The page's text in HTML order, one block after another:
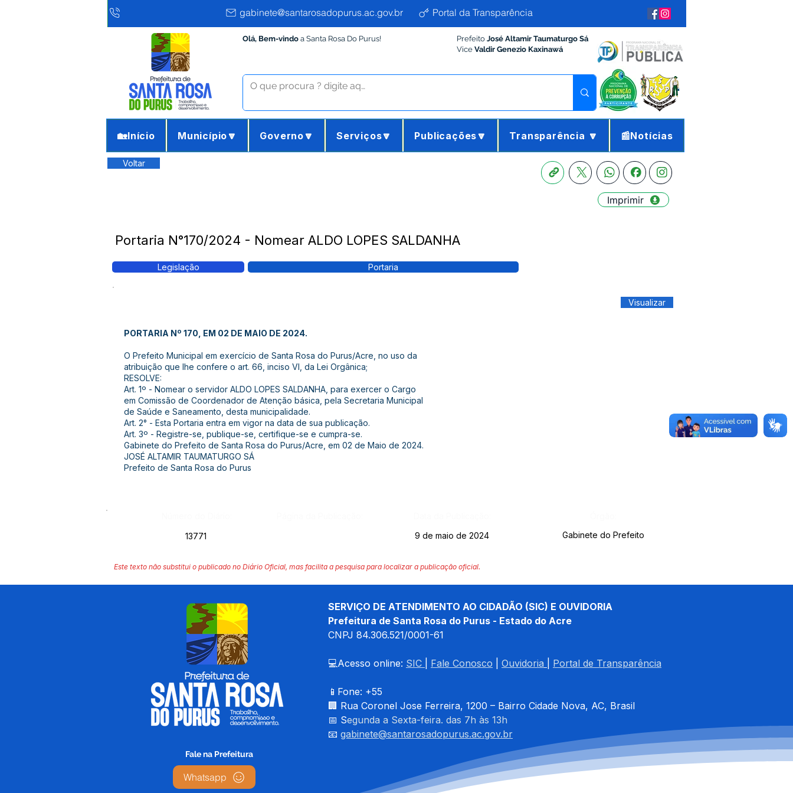
gabinete@santarosadopurus.ac.gov.br Portal da Transparência
Olá, Bem-vindo a Santa Rosa Do Purus! Prefeito José Altamir Taumaturgo Sá
Vice Valdir Genezio Kaxinawá
🏡Início Município🔽 Governo🔽 Serviços🔽 Publicações🔽 Transparência 🔽 📰Notícias
Voltar
Imprimir
Portaria N°170/2024 - Nomear ALDO LOPES SALDANHA
Legislação Portaria
Visualizar
PORTARIA Nº 170, EM 02 DE MAIO DE 2024.
O Prefeito Municipal em exercício de Santa Rosa do Purus/Acre, no uso da
atribuição que lhe confere o art. 66, inciso VI, da Lei Orgânica;
RESOLVE:
Art. 1º - Nomear o servidor ALDO LOPES SALDANHA, para exercer o Cargo
em Comissão de Coordenador de Atenção básica, pela Secretaria Municipal
de Saúde e Saneamento, desta municipalidade.
Art. 2° - Esta Portaria entra em vigor na data de sua publicação.
Art. 3º - Registre-se, publique-se, certifique-se e cumpra-se.
Gabinete do Prefeito de Santa Rosa do Purus/Acre, em 02 de Maio de 2024.
JOSÉ ALTAMIR TAUMATURGO SÁ
Prefeito de Santa Rosa do Purus
13771
9 de maio de 2024 Gabinete do Prefeito
Este texto não substitui o publicado no Diário Oficial, mas facilita a pesquisa para localizar a publicação oficial.
SERVIÇO DE ATENDIMENTO AO CIDADÃO (SIC) E OUVIDORIA
Prefeitura de Santa Rosa do Purus - Estado do Acre
CNPJ 84.306.521/0001-61
💻Acesso online: SIC Fale Conosco Ouvidoria Portal de Transparência
📱Fone: +55
🏢 Rua Coronel Jose Ferreira, 1200 – Bairro Cidade Nova, AC, Brasil
📅 Segunda a Sexta-feira. das 7h às 13h
📧 gabinete@santarosadopurus.ac.gov.br
Fale na Prefeitura
Whatsapp